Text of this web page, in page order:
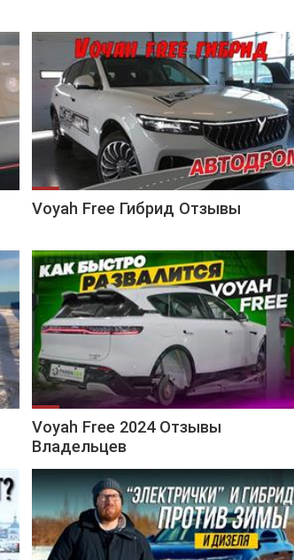
Voyah Free Гибрид Отзывы
Voyah Free 2024 Отзывы
Владельцев